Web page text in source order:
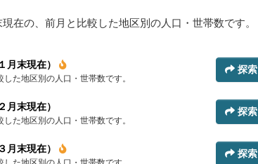
在の、前月と比較した地区別の人口・世帯数です。
月末現在）
た地区別の人口・世帯数です。
探索
月末現在）
た地区別の人口・世帯数です。
探索
月末現在） 探索